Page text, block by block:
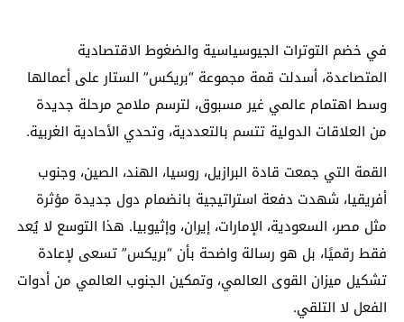
في خضم التوترات الجيوسياسية والضغوط الاقتصادية
المتصاعدة، أسدلت قمة مجموعة “بريكس” الستار على أعمالها
وسط اهتمام عالمي غير مسبوق، لترسم ملامح مرحلة جديدة
من العلاقات الدولية تتسم بالتعددية، وتحدي الأحادية الغربية.
القمة التي جمعت قادة البرازيل، روسيا، الهند، الصين، وجنوب
أفريقيا، شهدت دفعة استراتيجية بانضمام دول جديدة مؤثرة
مثل مصر، السعودية، الإمارات، إيران، وإثيوبيا. هذا التوسع لا يُعد
فقط رقميًا، بل هو رسالة واضحة بأن “بريكس” تسعى لإعادة
تشكيل ميزان القوى العالمي، وتمكين الجنوب العالمي من أدوات
الفعل لا التلقي.